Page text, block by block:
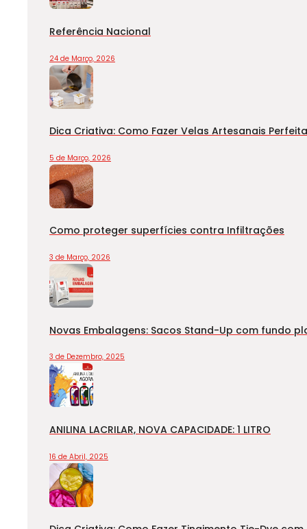
Referência Nacional
24 de Março, 2026
Dica Criativa: Como Fazer Velas Artesanais
5 de Março, 2026
Como proteger superfícies contra Infiltrações
3 de Março, 2026
Novas Embalagens: Sacos Stand-Up com fundo
3 de Dezembro, 2025
ANILINA LACRILAR, NOVA CAPACIDADE: 1 LITRO
16 de Abril, 2025